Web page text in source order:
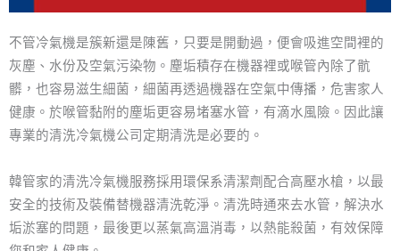
不管冷氣機是簇新還是陳舊，只要是開動過，便會吸進空間裡的
灰塵、水份及空氣污染物。塵垢積存在機器裡或喉管內除了骯
髒，也容易滋生細菌，細菌再透過機器在空氣中傳播，危害家人
健康。於喉管黏附的塵垢更容易堵塞水管，有滴水風險。因此讓
專業的清洗冷氣機公司定期清洗是必要的。
韓管家的清洗冷氣機服務採用環保系清潔劑配合高壓水槍，以最
安全的技術及裝備替機器清洗乾淨。清洗時通來去水管，解決水
垢淤塞的問題，最後更以蒸氣高溫消毒，以熱能殺菌，有效保障